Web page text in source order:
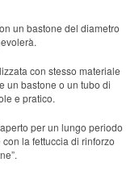
un bastone del diametro
con stesso materiale
un bastone o un tubo di
e pratico.
per un lungo periodo
la fettuccia di rinforzo